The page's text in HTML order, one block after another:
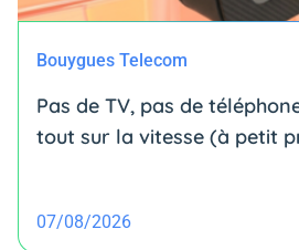
Bouygues Telecom
Pas de TV, pas de
tout sur la vitesse (à petit
07/08/2026